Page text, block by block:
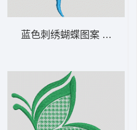
14-DST格式
蓝色刺绣蝴蝶图案 优雅的